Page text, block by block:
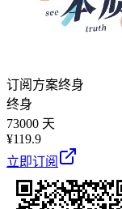
订阅方案终身
终身
73000 天
¥119.9
立即订阅